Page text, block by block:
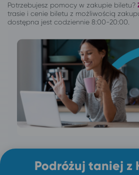
Potrzebujesz pomocy w zakupie biletu?
trasie i cenie biletu z możliwością
dostępna jest codziennie 8:00-20:00.
Podróżuj taniej z